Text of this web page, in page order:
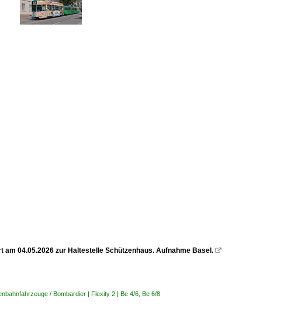
04.05.2026 zur Haltestelle Schützenhaus. Aufnahme Basel. 
/ Bombardier | Flexity 2 | Be 4/6, Be 6/8